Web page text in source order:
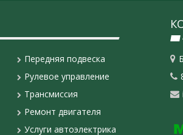
Передняя подвеска
Рулевое управление
Трансмиссия
Ремонт двигателя
Услуги автоэлектрика